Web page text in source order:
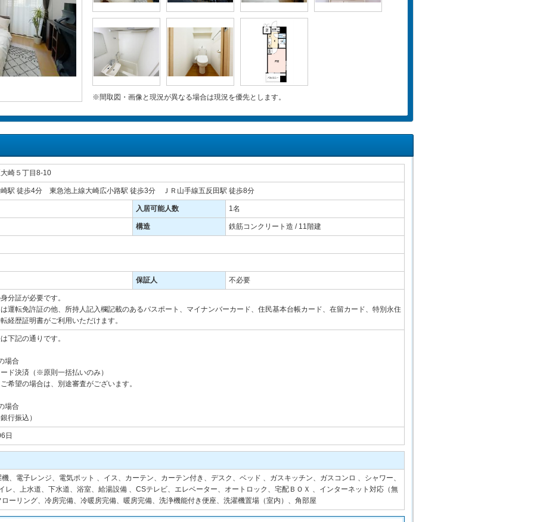
※間取図・画像と現況が異なる場合は現況を優先とします。
崎５丁目8-10
駅 徒歩4分 東急池上線大崎広小路駅 徒歩3分 ＪＲ山手線五反田駅 徒歩8分
入居可能人数 1名
構造 鉄筋コンクリート造 / 11階建
保証人 不必要
分証が必要です。
運転免許証の他、所持人記入欄記載のあるパスポート、マイナンバーカード、住民基本台帳カード、在留カード、特別永住
経歴証明書がご利用いただけます。
下記の通りです。
場合
ド決済（※原則一括払いのみ）
希望の場合は、別途審査がございます。
場合
行振込）
日
、電子レンジ、電気ポット 、イス、カーテン、カーテン付き、デスク、ベッド 、ガスキッチン、ガスコンロ 、シャワー、
レ、上水道、下水道、浴室、給湯設備 、CSテレビ、エレベーター、オートロック、宅配ＢＯＸ 、インターネット対応（無
ーリング、冷房完備、冷暖房完備、暖房完備、洗浄機能付き便座、洗濯機置場（室内）、角部屋